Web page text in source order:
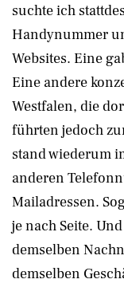
suchte ich
Handynummer
Websites. Eine
Eine andere
Westfalen, die
führten jedoch
stand wiederum
anderen
Mailadressen.
je nach Seite.
demselben
demselben